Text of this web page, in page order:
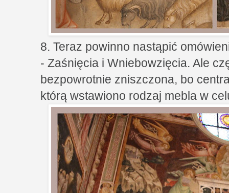
8. Teraz powinno nastąpić
- Zaśnięcia i Wniebowzięcia. Ale
bezpowrotnie zniszczona, bo
którą wstawiono rodzaj mebla w